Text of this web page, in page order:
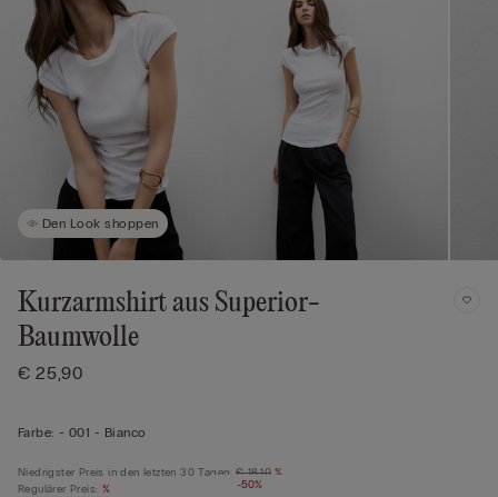
Den Look shoppen
Kurzarmshirt aus Superior-
Baumwolle
€ 25,90
Farbe: - 001 - Bianco
-50%
Niedrigster Preis in den letzten 30 Tagen: € 18,10 %
Regulärer Preis: %